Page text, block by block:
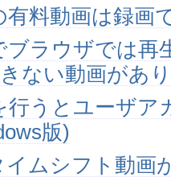
有料動画は録画
ブラウザでは再
ない動画があ
行うとユーザア
版)
イムシフト動画